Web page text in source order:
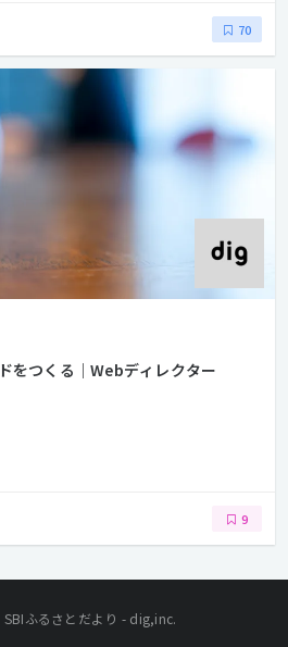
70
をつくる｜Webディレクター
9
SBIふるさとだより - dig,inc.